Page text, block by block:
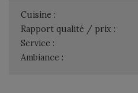
Cuisine :
Rapport qualité / prix :
Service :
Ambiance :